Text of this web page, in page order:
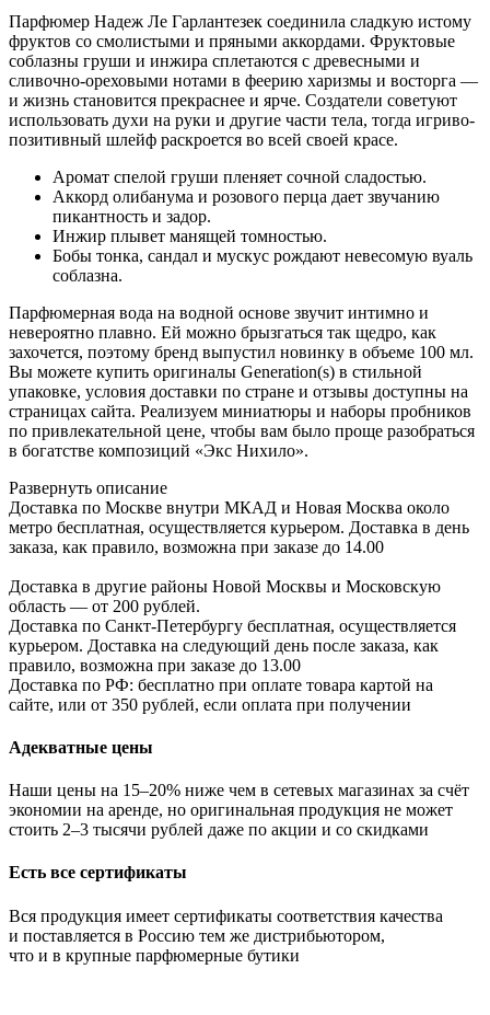
Парфюмер Надеж Ле Гарлантезек соединила сладкую истому
фруктов со смолистыми и пряными аккордами. Фруктовые
соблазны груши и инжира сплетаются с древесными и
сливочно-ореховыми нотами в феерию харизмы и восторга —
и жизнь становится прекраснее и ярче. Создатели советуют
использовать духи на руки и другие части тела, тогда игриво-
позитивный шлейф раскроется во всей своей красе.
Аромат спелой груши пленяет сочной сладостью.
Аккорд олибанума и розового перца дает звучанию
пикантность и задор.
Инжир плывет манящей томностью.
Бобы тонка, сандал и мускус рождают невесомую вуаль
соблазна.
Парфюмерная вода на водной основе звучит интимно и
невероятно плавно. Ей можно брызгаться так щедро, как
захочется, поэтому бренд выпустил новинку в объеме 100 мл.
Вы можете купить оригиналы Generation(s) в стильной
упаковке, условия доставки по стране и отзывы доступны на
страницах сайта. Реализуем миниатюры и наборы пробников
по привлекательной цене, чтобы вам было проще разобраться
в богатстве композиций «Экс Нихило».
Развернуть описание
Доставка по Москве внутри МКАД и Новая Москва около
метро бесплатная, осуществляется курьером. Доставка в день
заказа, как правило, возможна при заказе до 14.00
Доставка в другие районы Новой Москвы и Московскую
область — от 200 рублей.
Доставка по Санкт-Петербургу бесплатная, осуществляется
курьером. Доставка на следующий день после заказа, как
правило, возможна при заказе до 13.00
Доставка по РФ: бесплатно при оплате товара картой на
сайте, или от 350 рублей, если оплата при получении
Адекватные цены
Наши цены на 15–20% ниже чем в сетевых магазинах за счёт
экономии на аренде, но оригинальная продукция не может
стоить 2–3 тысячи рублей даже по акции и со скидками
Есть все сертификаты
Вся продукция имеет сертификаты соответствия качества
и поставляется в Россию тем же дистрибьютором,
что и в крупные парфюмерные бутики